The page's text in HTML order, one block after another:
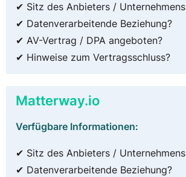
✔ Sitz des Anbieters / Unternehmens
✔ Datenverarbeitende Beziehung?
✔ AV-Vertrag / DPA angeboten?
✔ Hinweise zum Vertragsschluss?
Matterway.io
Verfügbare Informationen:
✔ Sitz des Anbieters / Unternehmens
✔ Datenverarbeitende Beziehung?